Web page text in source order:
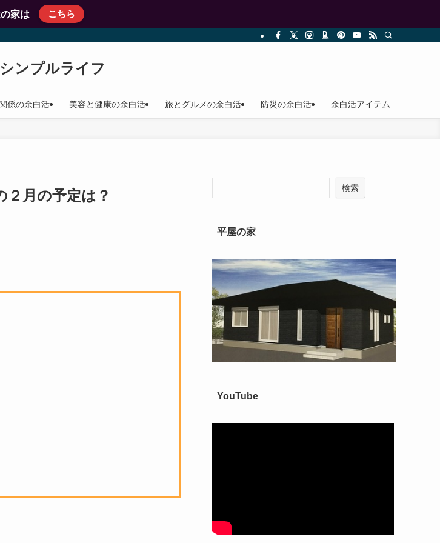
家は こちら
ンプルライフ
係の余白活 美容と健康の余白活 旅とグルメの余白活 防災の余白活 余白活アイテム
２月の予定は？ 検索
平屋の家
YouTube